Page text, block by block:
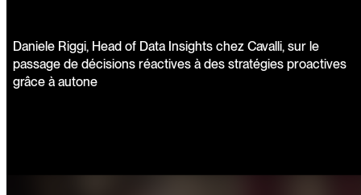
Daniele Riggi, Head of Data Insights chez Cavalli, sur le
passage de décisions réactives à des stratégies proactives
grâce à autone